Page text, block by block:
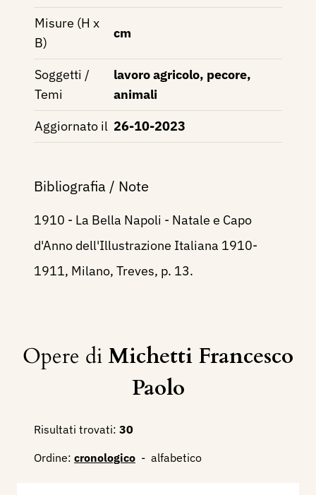
Misure (H x
B)
cm
Soggetti /
Temi
lavoro agricolo, pecore,
animali
Aggiornato il 26-10-2023
Bibliografia / Note
1910 - La Bella Napoli - Natale e Capo
d'Anno dell'Illustrazione Italiana 1910-
1911, Milano, Treves, p. 13.
Opere diMichetti Francesco
Paolo
Risultati trovati: 30
Ordine: cronologico - alfabetico